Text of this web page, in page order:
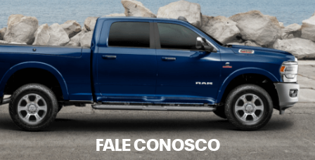
FALE CONOSCO